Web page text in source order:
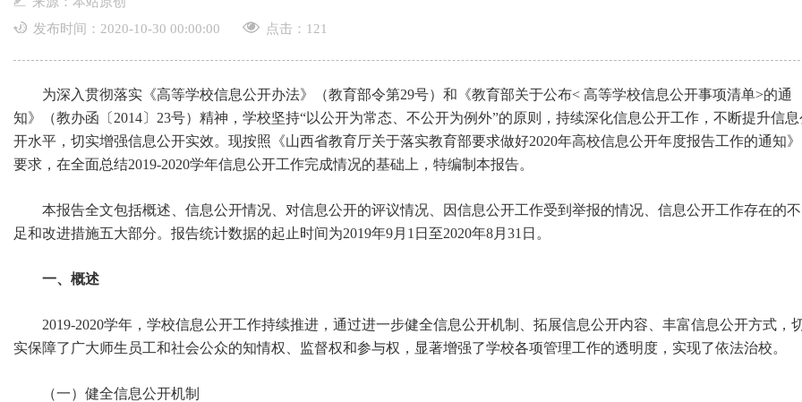
发布时间：2020-10-30 00:00:00
点击： 121
为深入贯彻落实《高等学校信息公开办法》（教育部令第29号）和《教育部关于公布< 高等学校信息公开事项清单>的通
知》（教办函〔2014〕23号）精神，学校坚持“以公开为常态、不公开为例外”的原则，持续深化信息公开工作，不断提升信息
开水平，切实增强信息公开实效。现按照《山西省教育厅关于落实教育部要求做好2020年高校信息公开年度报告工作的通知》
要求，在全面总结2019-2020学年信息公开工作完成情况的基础上，特编制本报告。
本报告全文包括概述、信息公开情况、对信息公开的评议情况、因信息公开工作受到举报的情况、信息公开工作存在的不
足和改进措施五大部分。报告统计数据的起止时间为2019年9月1日至2020年8月31日。
一、概述
2019-2020学年，学校信息公开工作持续推进，通过进一步健全信息公开机制、拓展信息公开内容、丰富信息公开方式，
实保障了广大师生员工和社会公众的知情权、监督权和参与权，显著增强了学校各项管理工作的透明度，实现了依法治校。
（一）健全信息公开机制